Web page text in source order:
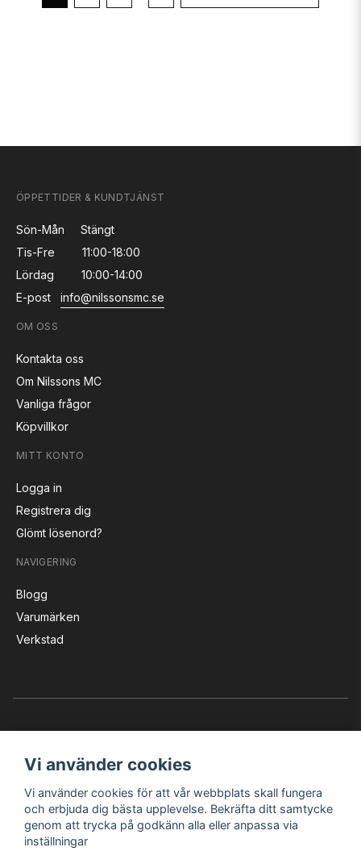
ÖPPETTIDER & KUNDTJÄNST
Sön-Mån
Stängt
Tis-Fre
11:00-18:00
Lördag
10:00-14:00
E-post
info@nilssonsmc.se
OM OSS
Kontakta oss
Om Nilssons MC
Vanliga frågor
Köpvillkor
MITT KONTO
Logga in
Registrera dig
Glömt lösenord?
NAVIGERING
Blogg
Varumärken
Verkstad
Instagram Facebook YouTube
Vi använder cookies
Vi använder cookies för att vår webbplats skall fungera
och erbjuda dig bästa upplevelse. Bekräfta ditt samtycke
genom att trycka på godkänn alla eller anpassa via
inställningar